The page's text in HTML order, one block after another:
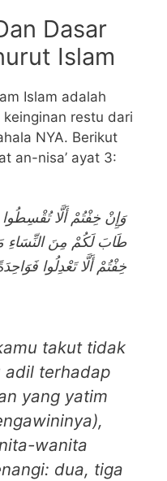
Dasar
Islam
Islam adalah
restu dari
NYA. Berikut
an-nisa’ ayat 3:
وَإِنْ خِفْتُمْ أَلَّا تُقْسِطُوا
طَابَ لَكُمْ مِنَ النِّسَاءِ
خِفْتُمْ أَلَّا تَعْدِلُوا
takut tidak
adil terhadap
yang yatim
wanita
dua, tiga